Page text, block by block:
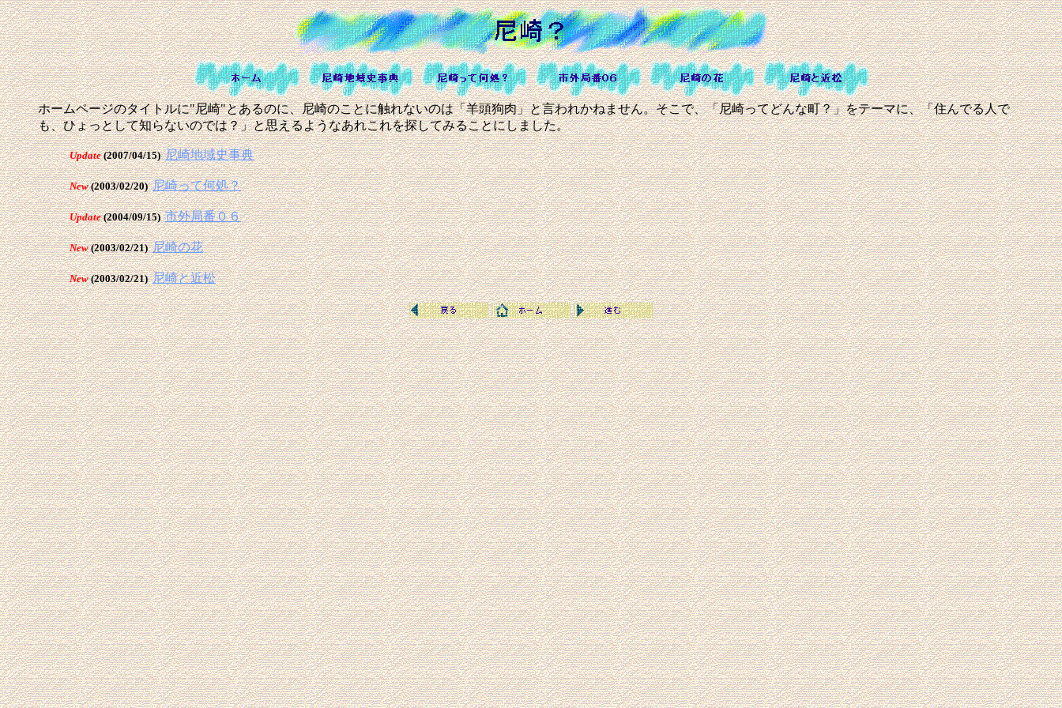
ホームページのタイトルに"尼崎"とあるのに、尼崎のことに触れないのは「羊頭狗肉」と言われかねません。そこで、「尼崎ってどんな町？」をテーマに、「住んでる人で
も、ひょっとして知らないのでは？」と思えるようなあれこれを探してみることにしました。
Update(2007/04/15)尼崎地域史事典
New(2003/02/20)尼崎って何処？
Update(2004/09/15)市外局番０６
New(2003/02/21)尼崎の花
New(2003/02/21)尼崎と近松